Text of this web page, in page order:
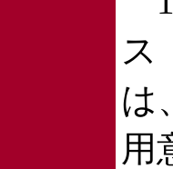
ス
は
用